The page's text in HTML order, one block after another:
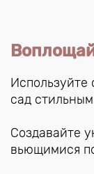
Используйте
сад
Создавайте
вьющимися